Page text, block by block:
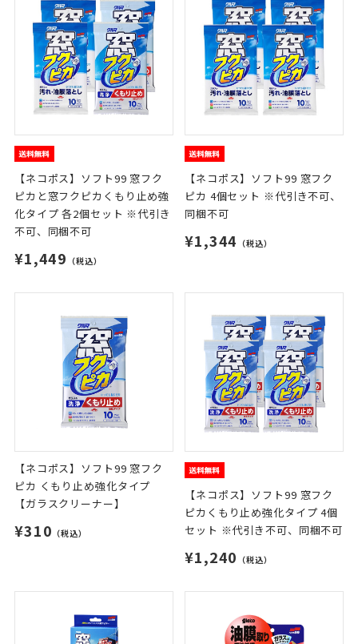
【ネコポス】ソフト99 窓フク
ピカと窓フクピカくもり止め強
化タイプ 各2個セット ※代引き
不可、同梱不可
¥1,449 （税込）
【ネコポス】ソフト99 窓フク
ピカ 4個セット ※代引き不可、
同梱不可
¥1,344 （税込）
【ネコポス】ソフト99 窓フク
ピカ くもり止め強化タイプ
【ガラスクリーナー】
¥310 （税込）
【ネコポス】ソフト99 窓フク
ピカくもり止め強化タイプ 4個
セット ※代引き不可、同梱不可
¥1,240 （税込）